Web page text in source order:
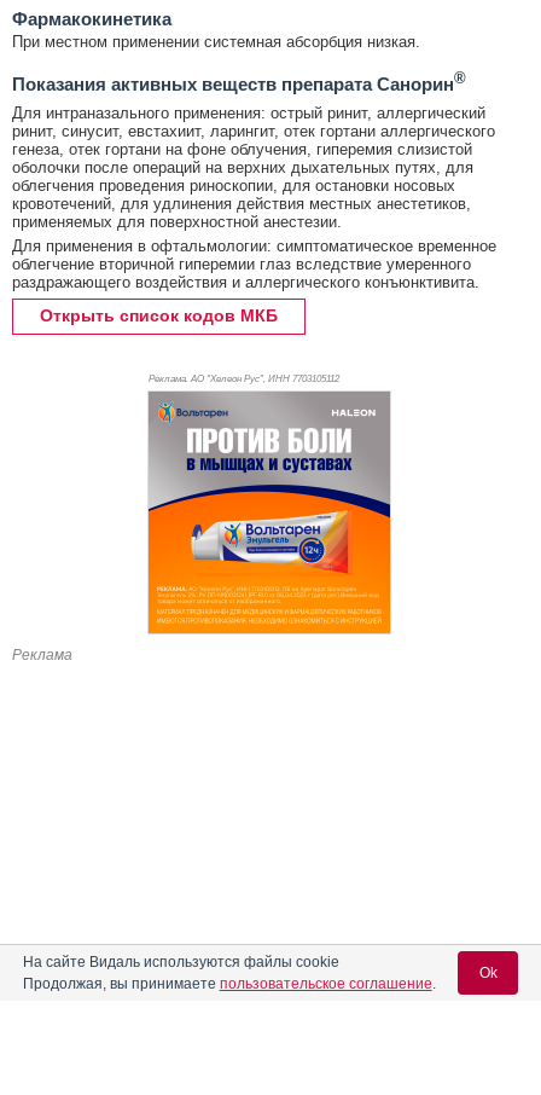
Фармакокинетика
При местном применении системная абсорбция низкая.
Показания активных веществ препарата Санорин®
Для интраназального применения: острый ринит, аллергический
ринит, синусит, евстахиит, ларингит, отек гортани аллергического
генеза, отек гортани на фоне облучения, гиперемия слизистой
оболочки после операций на верхних дыхательных путях, для
облегчения проведения риноскопии, для остановки носовых
кровотечений, для удлинения действия местных анестетиков,
применяемых для поверхностной анестезии.
Для применения в офтальмологии: симптоматическое временное
облегчение вторичной гиперемии глаз вследствие умеренного
раздражающего воздействия и аллергического конъюнктивита.
Открыть список кодов МКБ
Реклама. АО "Хелеон Рус", ИНН 7703105112
Реклама
На сайте Видаль используются файлы cookie
Продолжая, вы принимаете пользовательское соглашение.
Ok